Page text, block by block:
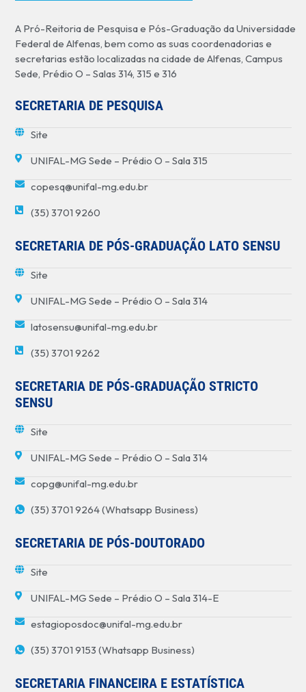
A Pró-Reitoria de Pesquisa e Pós-Graduação da Universidade
Federal de Alfenas, bem como as suas coordenadorias e
secretarias estão localizadas na cidade de Alfenas, Campus
Sede, Prédio O – Salas 314, 315 e 316
SECRETARIA DE PESQUISA
Site
UNIFAL-MG Sede – Prédio O – Sala 315
copesq@unifal-mg.edu.br
(35) 3701 9260
SECRETARIA DE PÓS-GRADUAÇÃO LATO SENSU
Site
UNIFAL-MG Sede – Prédio O – Sala 314
latosensu@unifal-mg.edu.br
(35) 3701 9262
SECRETARIA DE PÓS-GRADUAÇÃO STRICTO
SENSU
Site
UNIFAL-MG Sede – Prédio O – Sala 314
copg@unifal-mg.edu.br
(35) 3701 9264 (Whatsapp Business)
SECRETARIA DE PÓS-DOUTORADO
Site
UNIFAL-MG Sede – Prédio O – Sala 314-E
estagioposdoc@unifal-mg.edu.br
(35) 3701 9153 (Whatsapp Business)
SECRETARIA FINANCEIRA E ESTATÍSTICA